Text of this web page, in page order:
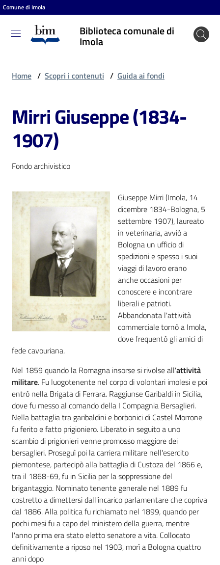
Vai al contenuto
Vai alla navigazione
Vai al footer
Comune di Imola
Biblioteca comunale di
Imola
Biblioteca
comunale
Entra
Cosa
puoi
fare
Scopri
contenuti
Risorse
Piani
Archivio
storico
Decentrate
Patto
per
la
lettura
Seguici
su
Home / Scopri i contenuti / Guida ai fondi
Mirri Giuseppe (1834-
1907)
Fondo archivistico
Giuseppe Mirri (Imola, 14
dicembre 1834-Bologna, 5
settembre 1907), laureato
in veterinaria, avviò a
Bologna un ufficio di
spedizioni e spesso i suoi
viaggi di lavoro erano
anche occasioni per
conoscere e incontrare
liberali e patrioti.
Abbandonata l'attività
commerciale tornò a Imola,
dove frequentò gli amici di
fede cavouriana.
Nel 1859 quando la Romagna insorse si rivolse all'attività
militare. Fu luogotenente nel corpo di volontari imolesi e poi
entrò nella Brigata di Ferrara. Raggiunse Garibaldi in Sicilia,
dove fu messo al comando della I Compagnia Bersaglieri.
Nella battaglia tra garibaldini e borbonici di Castel Morrone
fu ferito e fatto prigioniero. Liberato in seguito a uno
scambio di prigionieri venne promosso maggiore dei
bersaglieri. Proseguì poi la carriera militare nell'esercito
piemontese, partecipò alla battaglia di Custoza del 1866 e,
tra il 1868-69, fu in Sicilia per la soppressione del
brigantaggio. Nominato tenente generale nel 1889 fu
costretto a dimettersi dall'incarico parlamentare che copriva
dal 1886. Alla politica fu richiamato nel 1899, quando per
pochi mesi fu a capo del ministero della guerra, mentre
l'anno prima era stato eletto senatore a vita. Collocato
definitivamente a riposo nel 1903, morì a Bologna quattro
anni dopo